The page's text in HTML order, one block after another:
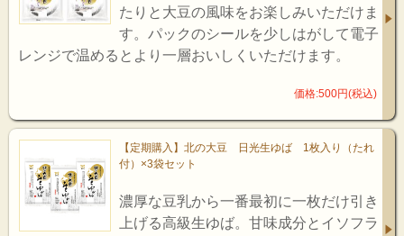
たりと大豆の風味をお楽しみいただけま
す。パックのシールを少しはがして電子
レンジで温めるとより一層おいしくいただけます。
価格:500円(税込)
【定期購入】北の大豆 日光生ゆば 1枚入り（たれ
付）×3袋セット
濃厚な豆乳から一番最初に一枚だけ引き
上げる高級生ゆば。甘味成分とイソフラ